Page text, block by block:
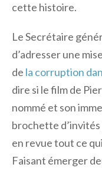
cette histoire.
Le Secrétaire
d’adresser une
de la corruption
dire si le film de
nommé et son
brochette
en revue tout ce
Faisant émerger